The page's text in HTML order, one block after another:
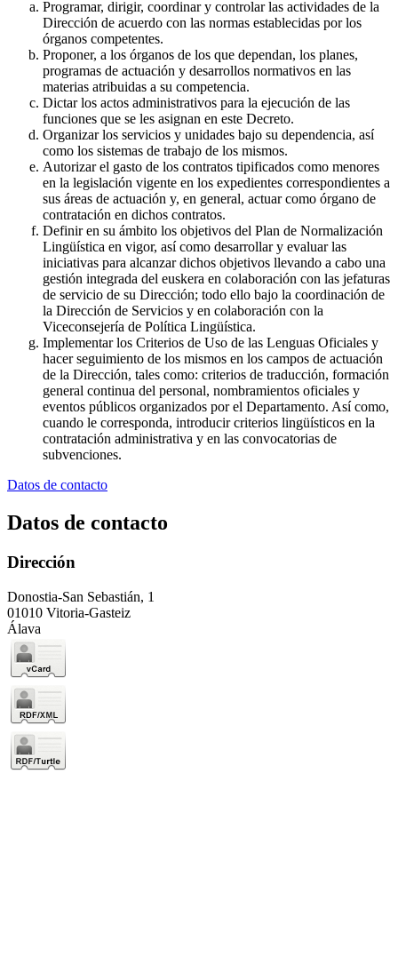
Programar, dirigir, coordinar y controlar las actividades de la
Dirección de acuerdo con las normas establecidas por los
órganos competentes.
Proponer, a los órganos de los que dependan, los planes,
programas de actuación y desarrollos normativos en las
materias atribuidas a su competencia.
Dictar los actos administrativos para la ejecución de las
funciones que se les asignan en este Decreto.
Organizar los servicios y unidades bajo su dependencia, así
como los sistemas de trabajo de los mismos.
Autorizar el gasto de los contratos tipificados como menores
en la legislación vigente en los expedientes correspondientes a
sus áreas de actuación y, en general, actuar como órgano de
contratación en dichos contratos.
Definir en su ámbito los objetivos del Plan de Normalización
Lingüística en vigor, así como desarrollar y evaluar las
iniciativas para alcanzar dichos objetivos llevando a cabo una
gestión integrada del euskera en colaboración con las jefaturas
de servicio de su Dirección; todo ello bajo la coordinación de
la Dirección de Servicios y en colaboración con la
Viceconsejería de Política Lingüística.
Implementar los Criterios de Uso de las Lenguas Oficiales y
hacer seguimiento de los mismos en los campos de actuación
de la Dirección, tales como: criterios de traducción, formación
general continua del personal, nombramientos oficiales y
eventos públicos organizados por el Departamento. Así como,
cuando le corresponda, introducir criterios lingüísticos en la
contratación administrativa y en las convocatorias de
subvenciones.
Datos de contacto
Datos de contacto
Dirección
Donostia-San Sebastián, 1
01010 Vitoria-Gasteiz
Álava